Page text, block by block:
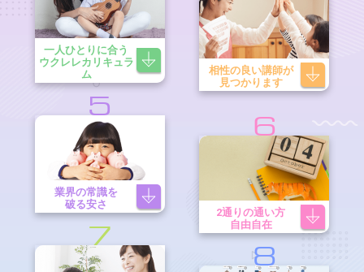
一人ひとりに合う
ウクレレカリキュラ
ム
相性の良い講師が
見つかります
5
業界の常識を
破る安さ
6
2通りの通い方
自由自在
7
8